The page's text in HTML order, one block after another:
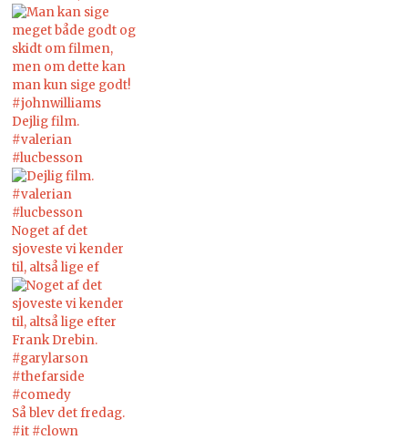
Dejlig film.
#valerian
#lucbesson
Noget af det
sjoveste vi kender
til, altså lige ef
Så blev det fredag.
#it #clown